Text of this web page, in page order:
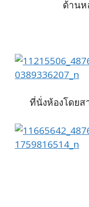
ด้านห
ที่นั่งห้องโดยส